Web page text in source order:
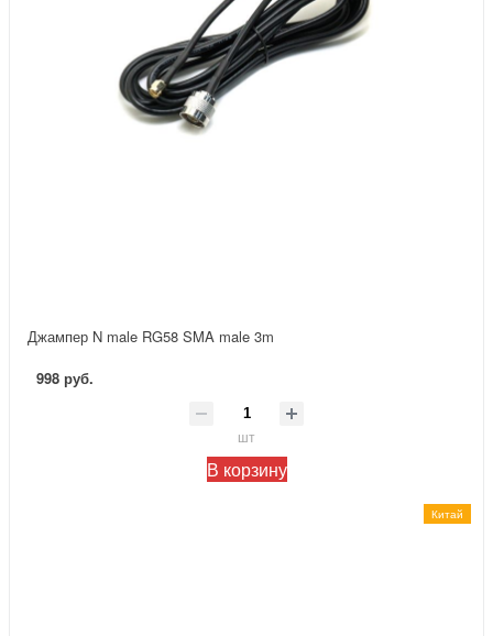
Джампер N male RG58 SMA male 3m
998 руб.
шт
В корзину
Китай